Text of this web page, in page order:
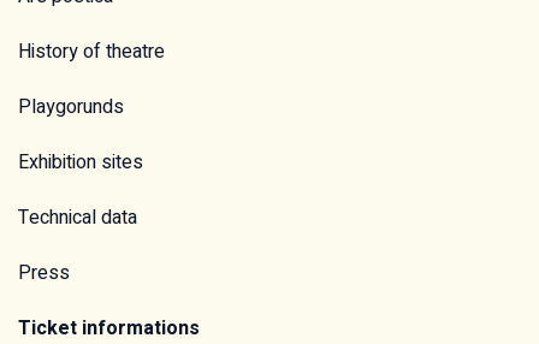
History of theatre
Playgorunds
Exhibition sites
Technical data
Press
Ticket informations